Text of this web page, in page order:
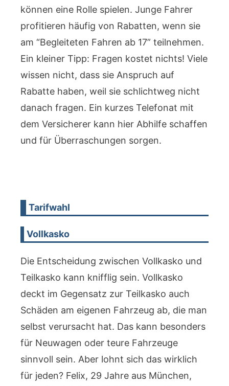
können eine Rolle spielen. Junge Fahrer
profitieren häufig von Rabatten, wenn sie
am “Begleiteten Fahren ab 17” teilnehmen.
Ein kleiner Tipp: Fragen kostet nichts! Viele
wissen nicht, dass sie Anspruch auf
Rabatte haben, weil sie schlichtweg nicht
danach fragen. Ein kurzes Telefonat mit
dem Versicherer kann hier Abhilfe schaffen
und für Überraschungen sorgen.
Tarifwahl
Vollkasko
Die Entscheidung zwischen Vollkasko und
Teilkasko kann knifflig sein. Vollkasko
deckt im Gegensatz zur Teilkasko auch
Schäden am eigenen Fahrzeug ab, die man
selbst verursacht hat. Das kann besonders
für Neuwagen oder teure Fahrzeuge
sinnvoll sein. Aber lohnt sich das wirklich
für jeden? Felix, 29 Jahre aus München,